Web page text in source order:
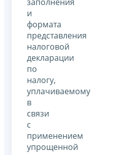
и
формата
представления
налоговой
декларации
по
налогу,
уплачиваемому
в
связи
с
применением
упрощенной